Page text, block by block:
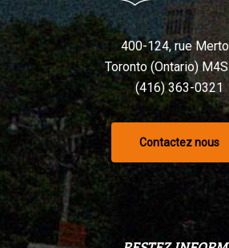
400-124, rue
Toronto (Ontario)
(416) 363-0321
Contactez nous